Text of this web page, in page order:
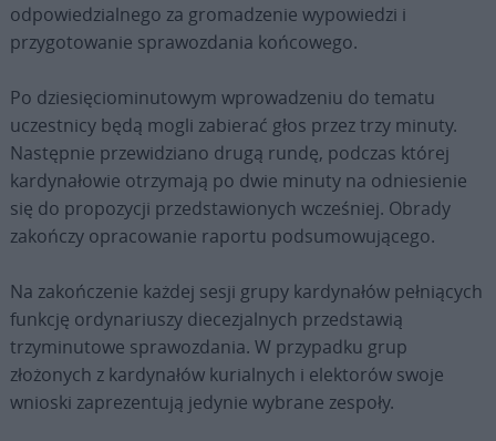
odpowiedzialnego za gromadzenie wypowiedzi i
przygotowanie sprawozdania końcowego.
Po dziesięciominutowym wprowadzeniu do tematu
uczestnicy będą mogli zabierać głos przez trzy minuty.
Następnie przewidziano drugą rundę, podczas której
kardynałowie otrzymają po dwie minuty na odniesienie
się do propozycji przedstawionych wcześniej. Obrady
zakończy opracowanie raportu podsumowującego.
Na zakończenie każdej sesji grupy kardynałów pełniących
funkcję ordynariuszy diecezjalnych przedstawią
trzyminutowe sprawozdania. W przypadku grup
złożonych z kardynałów kurialnych i elektorów swoje
wnioski zaprezentują jedynie wybrane zespoły.